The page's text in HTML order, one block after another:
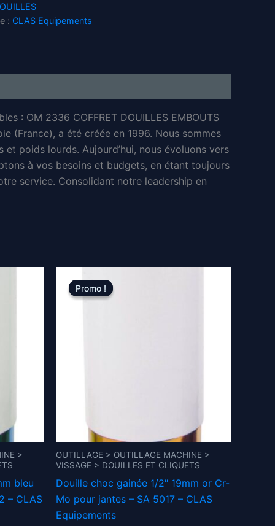
: CLAS Equipements
: OM 2336 COFFRET DOUILLES EMBOUTS
(France), a été créée en 1996. Nous sommes
poids lourds. Aujourd’hui, nous évoluons vers
à vos besoins et budgets, en étant toujours
service. Consolidant notre leadership en
>
bleu
– CLAS
Promo !
Promo !
OUTILLAGE > OUTILLAGE MACHINE >
VISSAGE > DOUILLES ET CLIQUETS
Douille choc gainée 1/2″ 19mm or Cr-
Mo pour jantes – SA 5017 – CLAS
Equipements